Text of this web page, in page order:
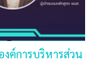
ค์การบริหารส่วน